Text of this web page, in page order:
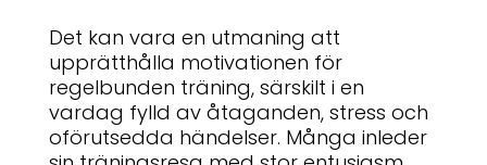
Det kan vara en utmaning att
upprätthålla motivationen för
regelbunden träning, särskilt i en
vardag fylld av åtaganden, stress och
oförutsedda händelser. Många inleder